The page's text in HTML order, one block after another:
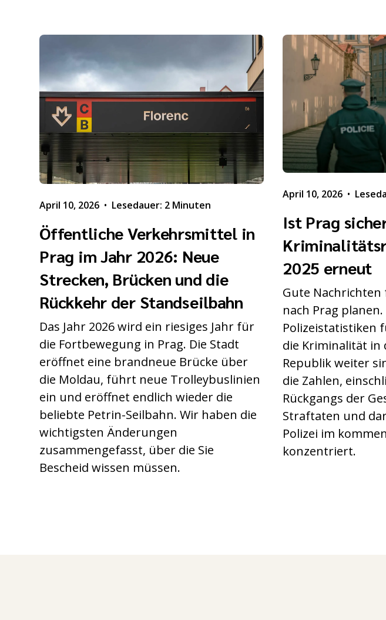
April 10, 2026 • Lesedauer: 2 Minuten
Öffentliche Verkehrsmittel in
Prag im Jahr 2026: Neue
Strecken, Brücken und die
Rückkehr der Standseilbahn
Das Jahr 2026 wird ein riesiges Jahr für
die Fortbewegung in Prag. Die Stadt
eröffnet eine brandneue Brücke über
die Moldau, führt neue Trolleybuslinien
ein und eröffnet endlich wieder die
beliebte Petrin-Seilbahn. Wir haben die
wichtigsten Änderungen
zusammengefasst, über die Sie
Bescheid wissen müssen.
April 10, 2026 •
Ist Prag
2025 erneut
Gute Nachrichten
nach Prag
Polizeistatistiken
die Kriminalität in
Republik weiter
die Zahlen,
Rückgangs der
Straftaten und
Polizei im
konzentriert.